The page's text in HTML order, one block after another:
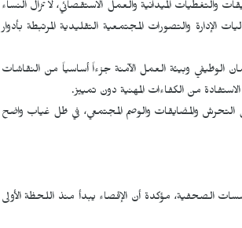
الميدانية والعمل الاستقصائي، لا تزال النساء
والتصورات المجتمعية التقليدية المرتبطة بأدوار
الوظيفي وبيئة العمل الآمنة جزءاً أساسياً من النقاشات
من الكفاءات المهنية دون تمييز.
التحرش والمضايقات والوصم المجتمعي، في ظل غياب واضح
الصحفية، مؤكدة أن الإقصاء يبدأ منذ اللحظة الأولى